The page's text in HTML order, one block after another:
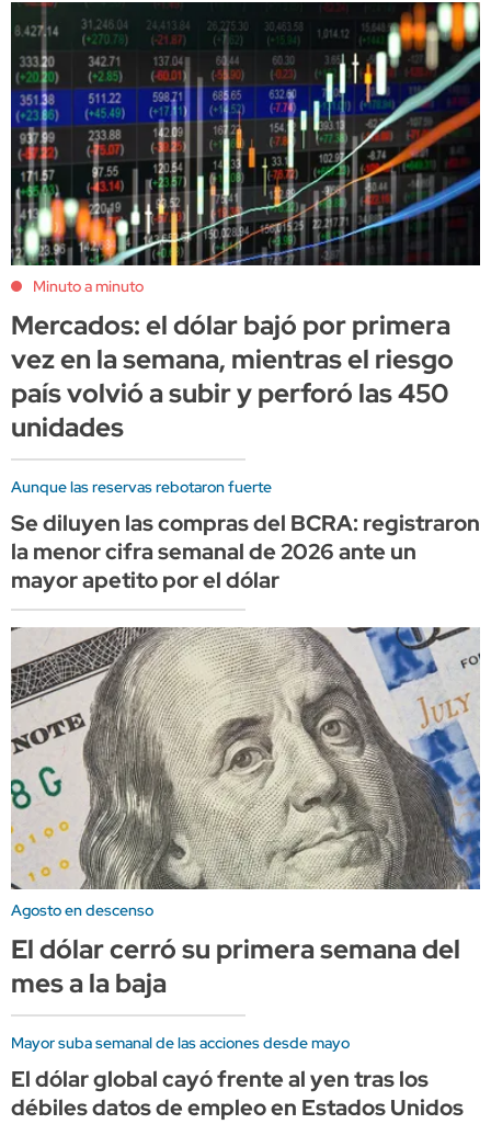
Minuto a minuto
Mercados: el dólar bajó por primera
vez en la semana, mientras el riesgo
país volvió a subir y perforó las 450
unidades
Aunque las reservas rebotaron fuerte
Se diluyen las compras del BCRA: registraron
la menor cifra semanal de 2026 ante un
mayor apetito por el dólar
Agosto en descenso
El dólar cerró su primera semana del
mes a la baja
Mayor suba semanal de las acciones desde mayo
El dólar global cayó frente al yen tras los
débiles datos de empleo en Estados Unidos